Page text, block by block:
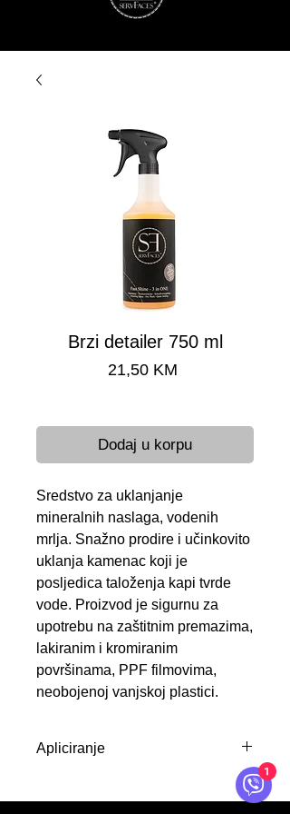
Brzi detailer 750 ml
21,50 KM
Dodaj u korpu
Sredstvo za uklanjanje
mineralnih naslaga, vodenih
mrlja. Snažno prodire i učinkovito
uklanja kamenac koji je
posljedica taloženja kapi tvrde
vode. Proizvod je sigurnu za
upotrebu na zaštitnim premazima,
lakiranim i kromiranim
površinama, PPF filmovima,
neobojenoj vanjskoj plastici.
Apliciranje
nanositi na hladnoj površini i u
1